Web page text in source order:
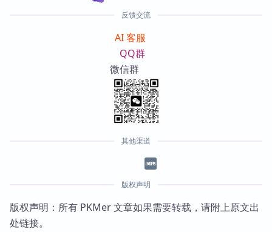
反馈交流
AI 客服
QQ群
微信群
其他渠道
版权声明
版权声明：所有 PKMer 文章如果需要转载，请附上原文出
处链接。